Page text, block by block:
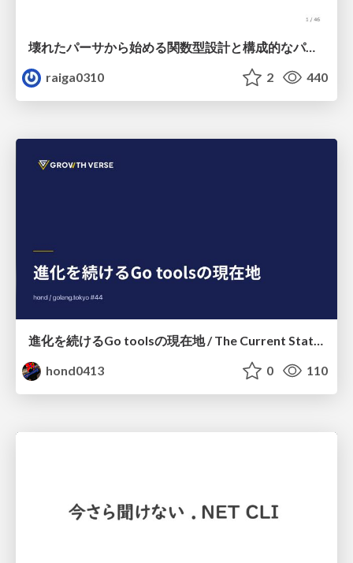
壊れたパーサから始める関数型設計と構成的なパーサ #fp_matsuri
raiga0310
2 440
進化を続けるGo toolsの現在地 / The Current State of Ever-Evolving Go Tools
hond0413
0 110